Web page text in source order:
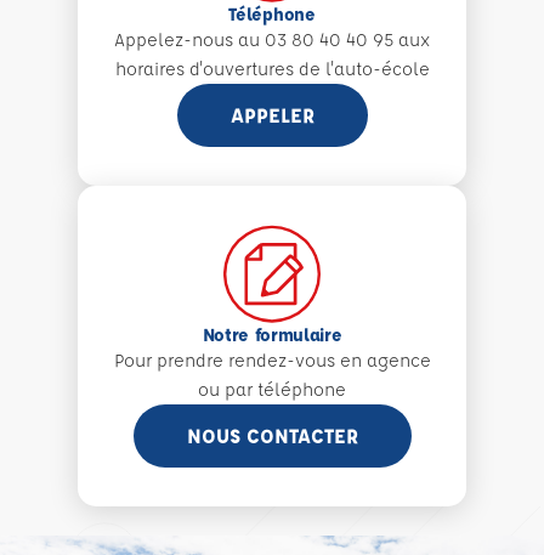
Téléphone
Appelez-nous au 03 80 40 40 95 aux
horaires d'ouvertures de l'auto-école
APPELER
Notre formulaire
Pour prendre rendez-vous en agence
ou par téléphone
NOUS CONTACTER